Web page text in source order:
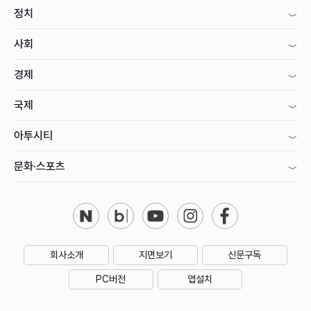
정치
사회
경제
국제
아투시티
문화·스포츠
회사소개 지면보기 신문구독
PC버전 앱설치